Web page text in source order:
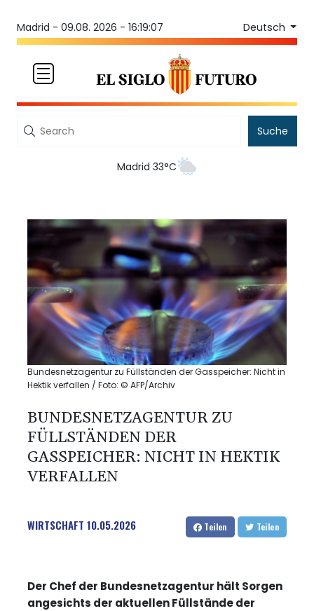
Madrid - 09.08. 2026 - 16:19:07 Deutsch
Suche
Madrid 33°C
Bundesnetzagentur zu Füllständen der Gasspeicher: Nicht in
Hektik verfallen / Foto: © AFP/Archiv
BUNDESNETZAGENTUR ZU
FÜLLSTÄNDEN DER
GASSPEICHER: NICHT IN HEKTIK
VERFALLEN
WIRTSCHAFT 10.05.2026 Teilen Teilen
Der Chef der Bundesnetzagentur hält Sorgen
angesichts der aktuellen Füllstände der